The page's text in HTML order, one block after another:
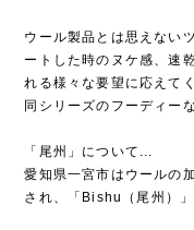
ウール製品とは思えない
ートした時のヌケ感、速
れる様々な要望に応えて
同シリーズのフーディー
「尾州」について...
愛知県一宮市はウールの
され、「Bishu（尾州）